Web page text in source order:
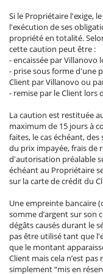
Si le Propriétaire l'exige,
l'exécution de ses
propriété en totalité.
cette caution peut être :
- encaissée par
- prise sous forme d'une
Client par Villanovo ou
- remise par le Client lors
La caution est restituée
maximum de 15 jours à
faites, le cas échéant,
du prix impayée, frais de
d'autorisation préalable
échéant au Propriétaire
sur la carte de crédit du
Une empreinte bancaire
somme d’argent sur son
dégâts causés durant le
pas être utilisé tant que
que le montant
Client mais cela n’est
simplement “mis en